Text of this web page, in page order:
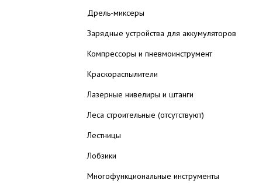
Дрель-миксеры
Зарядные устройства для аккумуляторов
Компрессоры и пневмоинструмент
Краскораспылители
Лазерные нивелиры и штанги
Леса строительные (отсутствуют)
Лестницы
Лобзики
Многофункциональные инструменты